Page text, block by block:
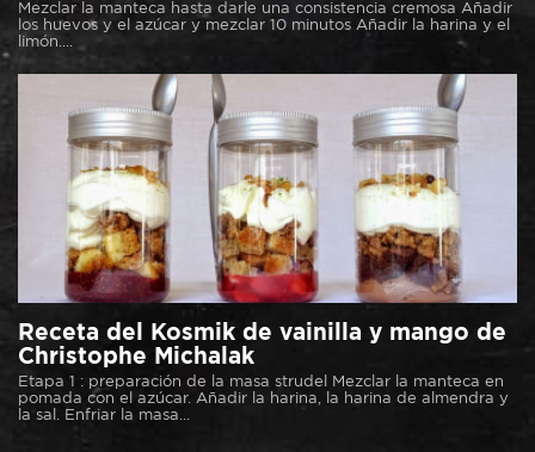
Mezclar la manteca hasta darle una consistencia cremosa Añadir
los huevos y el azúcar y mezclar 10 minutos Añadir la harina y el
limón....
Receta del Kosmik de vainilla y mango de
Christophe Michalak
Etapa 1 : preparación de la masa strudel Mezclar la manteca en
pomada con el azúcar. Añadir la harina, la harina de almendra y
la sal. Enfriar la masa...